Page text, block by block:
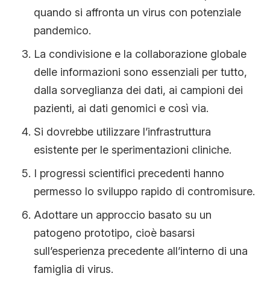
quando si affronta un virus con potenziale
pandemico.
La condivisione e la collaborazione globale
delle informazioni sono essenziali per tutto,
dalla sorveglianza dei dati, ai campioni dei
pazienti, ai dati genomici e così via.
Si dovrebbe utilizzare l’infrastruttura
esistente per le sperimentazioni cliniche.
I progressi scientifici precedenti hanno
permesso lo sviluppo rapido di contromisure.
Adottare un approccio basato su un
patogeno prototipo, cioè basarsi
sull’esperienza precedente all’interno di una
famiglia di virus.